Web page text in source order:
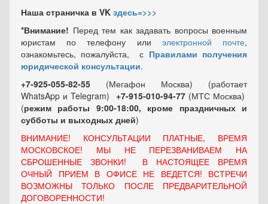
Наша страничка в VK здесь=>>>
*Внимание! Перед тем как задавать вопросы военным
юристам по телефону или электронной почте,
ознакомьтесь, пожалуйста, с Правилами получения
юридической консультации.
+7-925-055-82-55 (Мегафон Москва) (работает
WhatsApp и Telegram) +7-915-010-94-77 (МТС Москва)
(режим работы 9:00-18:00, кроме праздничных и
субботы и выходных дней)
ВНИМАНИЕ! КОНСУЛЬТАЦИИ ПЛАТНЫЕ, ВРЕМЯ
МОСКОВСКОЕ! МЫ НЕ ПЕРЕЗВАНИВАЕМ НА
СБРОШЕННЫЕ ЗВОНКИ! В НАСТОЯЩЕЕ ВРЕМЯ
ОЧНЫЙ ПРИЕМ В ОФИСЕ НЕ ВЕДЕТСЯ! ВСТРЕЧИ
ВОЗМОЖНЫ ТОЛЬКО ПОСЛЕ ПРЕДВАРИТЕЛЬНОЙ
ДОГОВОРЕННОСТИ!